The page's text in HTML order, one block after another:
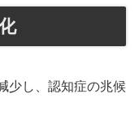
少し、認知症の兆候